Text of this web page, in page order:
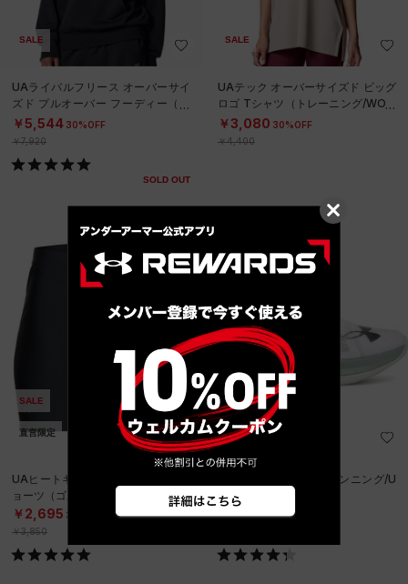
SALE
UAライバルフリース オーバーサイ
ズド プルオーバー フーディー（ト
レーニング/WOMEN）
￥5,544 30%OFF
￥7,920
SOLD OUT
SALE
UAテック オーバーサイズド ビッグ
ロゴ Tシャツ（トレーニング/WOM
EN）
￥3,080 30%OFF
￥4,400
SALE
直営限定
UAヒートギア コンプレッション シ
ョーツ（ゴルフ/WOMEN）
￥2,695 30%OFF
￥3,850
SALE
UAベロシティ プロ（ランニング/U
NISEX）
￥13,09030%OFF